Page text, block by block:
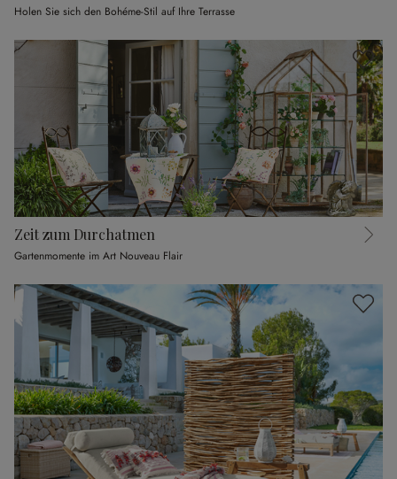
Holen Sie sich den Bohéme-Stil auf Ihre Terrasse
Zeit zum Durchatmen
Gartenmomente im Art Nouveau Flair